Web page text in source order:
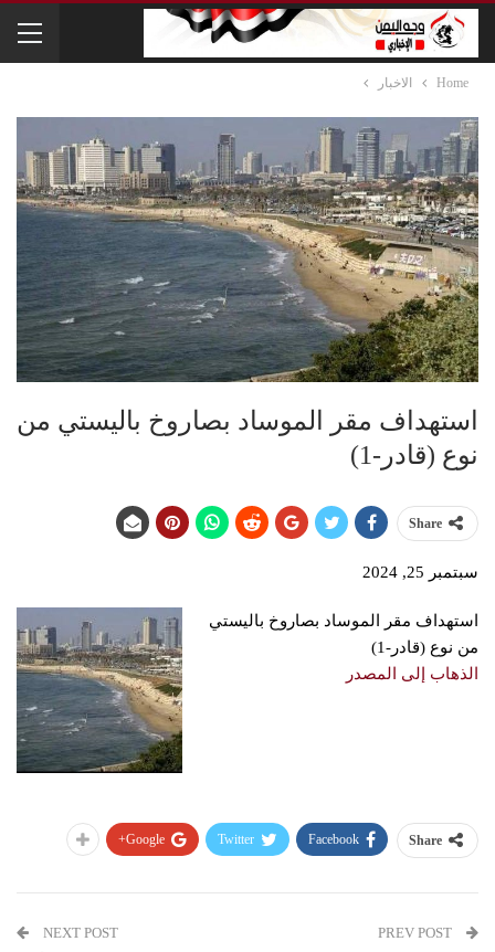
Home الاخبار
استهداف مقر الموساد بصاروخ باليستي من
نوع (قادر-1)
Share
سبتمبر 25, 2024
استهداف مقر الموساد بصاروخ باليستي
من نوع (قادر-1)
الذهاب إلى المصدر
Share
Facebook
Twitter
Google+
NEXT POST